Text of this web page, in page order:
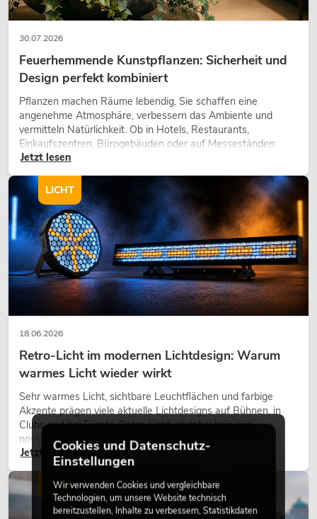
30.07.2026
Feuerhemmende Kunstpflanzen: Sicherheit und
Design perfekt kombiniert
Pflanzen machen Räume lebendig. Sie schaffen eine
angenehme Atmosphäre, verbessern das Ambiente und
vermitteln Natürlichkeit. Ob in Hotels, Restaurants,
Einkaufszentren, Bürogebäuden oder auf Messeständen:
eine hochwertige Begrünung gehört heute längst zum
Jetzt lesen
18.06.2026
Retro-Licht im modernen Lichtdesign: Warum
warmes Licht wieder wirkt
Sehr warmes Licht, sichtbare Leuchtflächen und farbige
Akzente prägen viele aktuelle Lichtdesigns auf Bühnen, in
Clubs und bei Events. Retro-Licht ist dabei kein rein
nostalgischer Effekt, sondern ein bewusst eingesetztes
Gestaltungsmittel: Es schafft Atmosphäre, gibt Szenen
Charakter und kann technische LED-Setups emotionaler
wirken lassen.
Jetzt lesen
LICHT
LICHT
Cookies und Datenschutz-
Einstellungen
Wir verwenden Cookies und vergleichbare
Technologien, um unsere Website technisch
bereitzustellen, Inhalte zu verbessern, Statistikdaten